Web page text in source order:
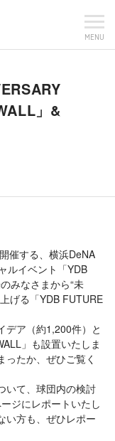
MENU
」&
催する、横浜DeNA
ルイベント「YDB
みなさまから“未
げる「YDB FUTURE
デア（約1,200件）と
」も設置いたしま
たか、ぜひご覧く
いて、球団内の検討
ジにレポートいたし
い方も、ぜひレポー